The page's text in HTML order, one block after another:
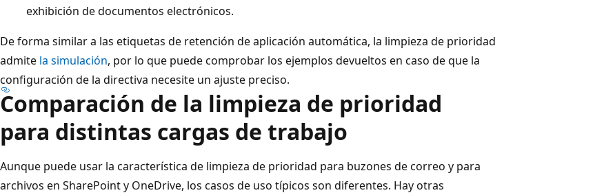
exhibición de documentos electrónicos.
De forma similar a las etiquetas de retención de aplicación automática, la limpieza de prioridad
admite la simulación, por lo que puede comprobar los ejemplos devueltos en caso de que la
configuración de la directiva necesite un ajuste preciso.
Comparación de la limpieza de prioridad
para distintas cargas de trabajo
Aunque puede usar la característica de limpieza de prioridad para buzones de correo y para
archivos en SharePoint y OneDrive, los casos de uso típicos son diferentes. Hay otras